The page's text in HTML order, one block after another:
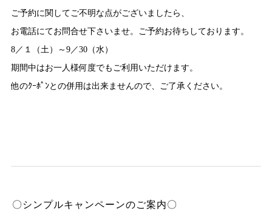
ご予約に関してご不明な点がございましたら、
お電話にてお問合せ下さいませ。ご予約お待ちしております。
8／１（土）～9／30（水）
期間中はお一人様何度でもご利用いただけます。
他のｸｰﾎﾟﾝとの併用は出来ませんので、ご了承ください。
〇シンプルキャンペーンのご案内〇